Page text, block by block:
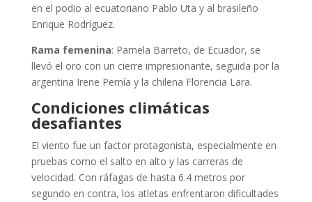
en el podio al ecuatoriano Pablo Uta y al brasileño
Enrique Rodríguez.
Rama femenina: Pamela Barreto, de Ecuador, se
llevó el oro con un cierre impresionante, seguida por la
argentina Irene Pernía y la chilena Florencia Lara.
Condiciones climáticas
desafiantes
El viento fue un factor protagonista, especialmente en
pruebas como el salto en alto y las carreras de
velocidad. Con ráfagas de hasta 6.4 metros por
segundo en contra, los atletas enfrentaron dificultades